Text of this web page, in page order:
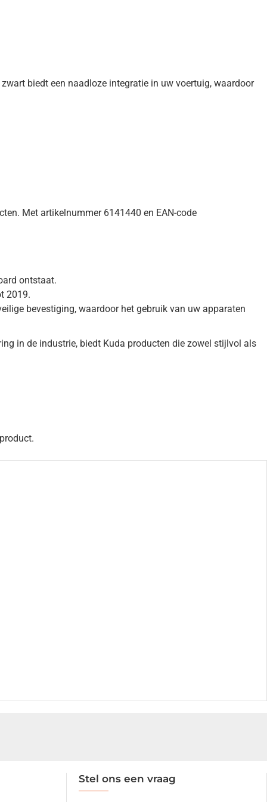
biedt een naadloze integratie in uw voertuig, waardoor
Met artikelnummer 6141440 en EAN-code
ontstaat.
2019.
bevestiging, waardoor het gebruik van uw apparaten
in de industrie, biedt Kuda producten die zowel stijlvol als
Stel ons een vraag